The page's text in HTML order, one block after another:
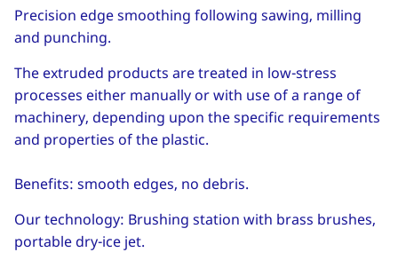
Precision edge smoothing following sawing, milling
and punching.
The extruded products are treated in low-stress
processes either manually or with use of a range of
machinery, depending upon the specific requirements
and properties of the plastic.
Benefits: smooth edges, no debris.
Our technology: Brushing station with brass brushes,
portable dry-ice jet.